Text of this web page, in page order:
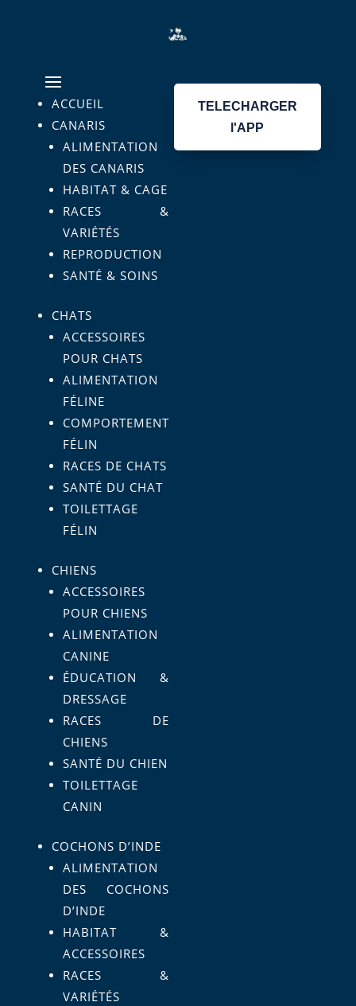
ACCUEIL
CANARIS
ALIMENTATION
DES CANARIS
HABITAT & CAGE
RACES &
VARIÉTÉS
REPRODUCTION
SANTÉ & SOINS
CHATS
ACCESSOIRES
POUR CHATS
ALIMENTATION
FÉLINE
COMPORTEMENT
FÉLIN
RACES DE CHATS
SANTÉ DU CHAT
TOILETTAGE
FÉLIN
CHIENS
ACCESSOIRES
POUR CHIENS
ALIMENTATION
CANINE
ÉDUCATION &
DRESSAGE
RACES DE
CHIENS
SANTÉ DU CHIEN
TOILETTAGE
CANIN
COCHONS D’INDE
ALIMENTATION
DES COCHONS
D’INDE
HABITAT &
ACCESSOIRES
RACES &
VARIÉTÉS
TELECHARGER
l'APP